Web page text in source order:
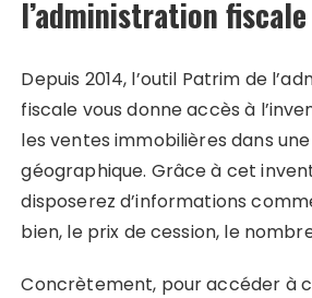
l’administration fiscale
Depuis 2014, l’outil Patrim de
fiscale vous donne accès à
les ventes immobilières dans
géographique. Grâce à cet
disposerez d’informations
bien, le prix de cession, le
Concrètement, pour accéder à